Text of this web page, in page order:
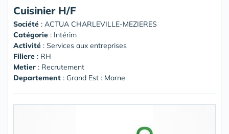
Cuisinier H/F
Société : ACTUA CHARLEVILLE-MEZIERES
Catégorie : Intérim
Activité : Services aux entreprises
Filiere : RH
Metier : Recrutement
Departement : Grand Est : Marne